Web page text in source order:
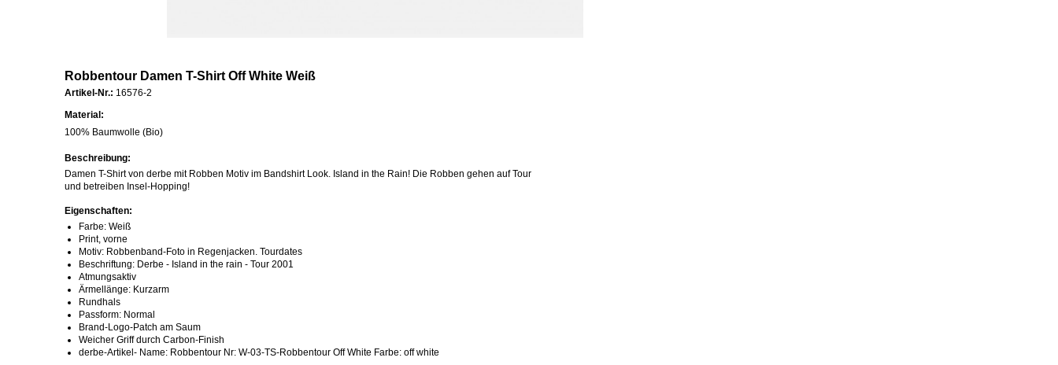
Robbentour Damen T-Shirt Off White Weiß
Artikel-Nr.: 16576-2
Material:
100% Baumwolle (Bio)
Beschreibung:
Damen T-Shirt von derbe mit Robben Motiv im Bandshirt Look. Island in the Rain! Die Robben gehen auf Tour
und betreiben Insel-Hopping!
Eigenschaften:
Farbe: Weiß
Print, vorne
Motiv: Robbenband-Foto in Regenjacken. Tourdates
Beschriftung: Derbe - Island in the rain - Tour 2001
Atmungsaktiv
Ärmellänge: Kurzarm
Rundhals
Passform: Normal
Brand-Logo-Patch am Saum
Weicher Griff durch Carbon-Finish
derbe-Artikel- Name: Robbentour Nr: W-03-TS-Robbentour Off White Farbe: off white